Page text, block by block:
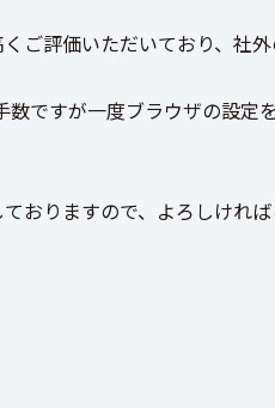
ご評価いただいており、社
数ですが一度ブラウザの設
おりますので、よろしければ